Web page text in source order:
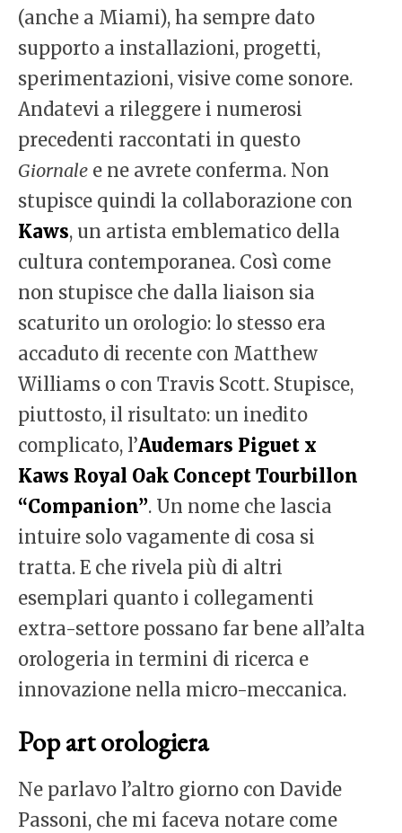
(anche a Miami), ha sempre dato
supporto a installazioni, progetti,
sperimentazioni, visive come sonore.
Andatevi a rileggere i numerosi
precedenti raccontati in questo
Giornale e ne avrete conferma. Non
stupisce quindi la collaborazione con
Kaws, un artista emblematico della
cultura contemporanea. Così come
non stupisce che dalla liaison sia
scaturito un orologio: lo stesso era
accaduto di recente con Matthew
Williams o con Travis Scott. Stupisce,
piuttosto, il risultato: un inedito
complicato, l’Audemars Piguet x
Kaws Royal Oak Concept Tourbillon
“Companion”. Un nome che lascia
intuire solo vagamente di cosa si
tratta. E che rivela più di altri
esemplari quanto i collegamenti
extra-settore possano far bene all’alta
orologeria in termini di ricerca e
innovazione nella micro-meccanica.
Pop art orologiera
Ne parlavo l’altro giorno con Davide
Passoni, che mi faceva notare come